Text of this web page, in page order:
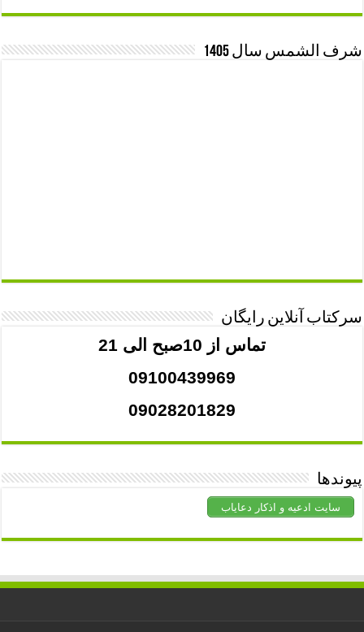
شرف الشمس سال 1405
سرکتاب آنلاین رایگان
تماس از 10صبح الی 21
09100439969
09028201829
پیوندها
سایت ادعیه و اذکار دعایاب